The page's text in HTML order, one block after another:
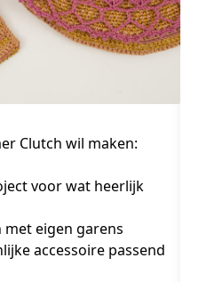
Clutch wil maken:
voor wat heerlijk
eigen garens
accessoire passend